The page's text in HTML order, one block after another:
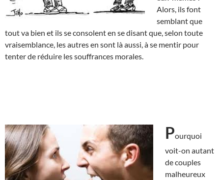
Alors, ils font
semblant que
tout va bien et ils se consolent en se disant que, selon toute
vraisemblance, les autres en sont là aussi, à se mentir pour
tenter de réduire les souffrances morales.
Pourquoi
voit-on autant
de couples
malheureux